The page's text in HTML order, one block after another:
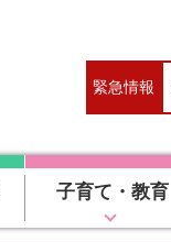
緊急情報
子育て・教育